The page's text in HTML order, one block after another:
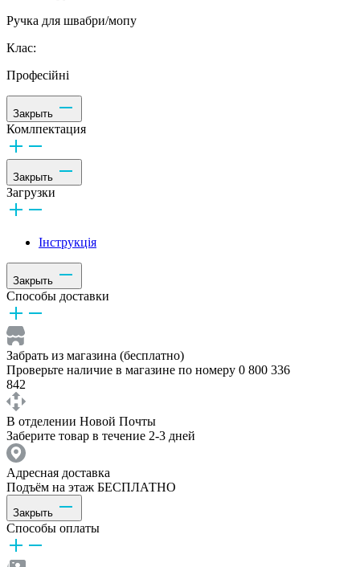
Ручка для швабри/мопу
Клас:
Професійні
Закрыть
Комлпектация
Закрыть
Загрузки
Інструкція
Закрыть
Способы доставки
Забрать из магазина (бесплатно)
Проверьте наличие в магазине по номеру 0 800 336
842
В отделении Новой Почты
Заберите товар в течение 2-3 дней
Адресная доставка
Подъём на этаж БЕСПЛАТНО
Закрыть
Способы оплаты